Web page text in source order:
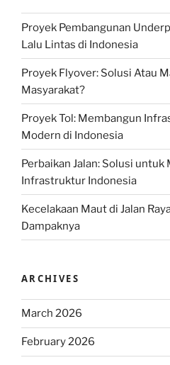
Proyek Pembangunan
Lalu Lintas di Indonesia
Proyek Flyover: Solusi Atau
Masyarakat?
Proyek Tol: Membangun
Modern di Indonesia
Perbaikan Jalan: Solusi
Infrastruktur Indonesia
Kecelakaan Maut di Jalan
Dampaknya
ARCHIVES
March 2026
February 2026